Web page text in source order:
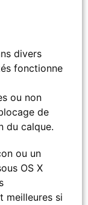
divers
fonctionne
ou non
de
du calque.
ou un
OS X
meilleures si